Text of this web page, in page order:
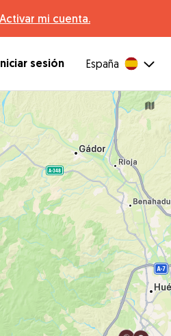
Activar mi cuenta.
sesión España